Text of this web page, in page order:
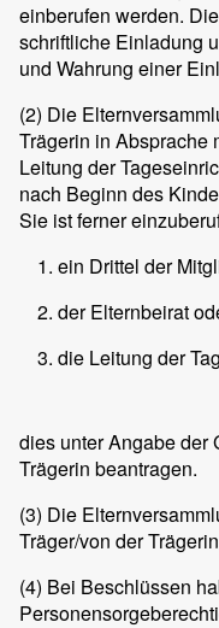
einberufen werden.
schriftliche Einladung
und Wahrung einer
(2) Die
Trägerin in Absprache
Leitung der
nach Beginn des
Sie ist ferner
ein Drittel der
der Elternbeirat
die Leitung der
dies unter Angabe der
Trägerin beantragen.
(3) Die
Träger/von der
(4) Bei Beschlüssen